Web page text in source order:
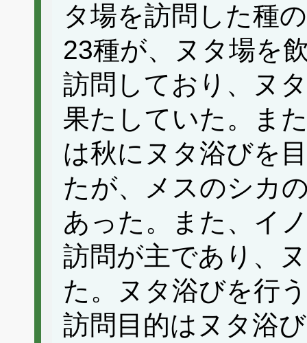
タ場を訪問した種
23種が、ヌタ場を
訪問しており、ヌ
果たしていた。ま
は秋にヌタ浴びを
たが、メスのシカ
あった。また、イ
訪問が主であり、
た。ヌタ浴びを行
訪問目的はヌタ浴